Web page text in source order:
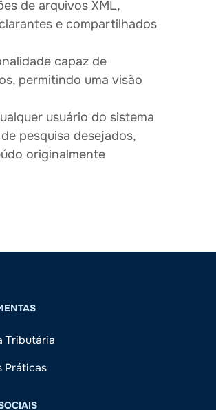
de arquivos XML,
e compartilhados
capaz de
permitindo uma visão
usuário do sistema
pesquisa desejados,
originalmente
Tributária
Práticas